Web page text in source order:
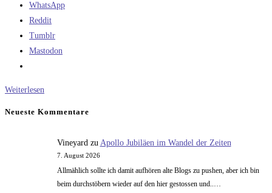
WhatsApp
Reddit
Tumblr
Mastodon
Weiterlesen
Indien
Neueste Kommentare
Vineyard zu Apollo Jubiläen im Wandel der Zeiten
7. August 2026
Allmählich sollte ich damit aufhören alte Blogs zu pushen, aber ich bin
beim durchstöbern wieder auf den hier gestossen und..…